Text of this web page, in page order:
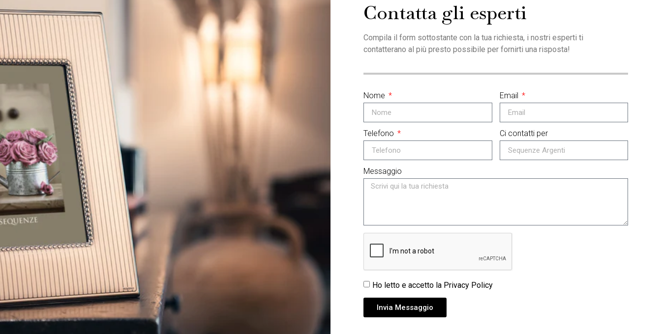
Contatta gli esperti
Compila il form sottostante con la tua richiesta, i nostri esperti ti
contatterano al più presto possibile per fornirti una risposta!
Nome Email
Telefono Ci contatti per
Messaggio
Ho letto e accetto la Privacy Policy
Invia Messaggio